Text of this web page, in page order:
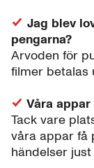
Jag blev
pengarna?
Arvoden för
filmer betalas
Våra appar
Tack vare
våra appar få
händelser